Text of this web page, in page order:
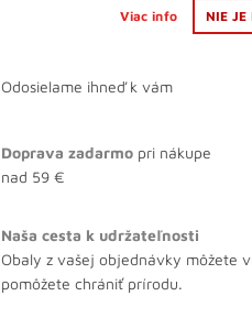
Viac info NIE JE
Odosielame ihneď k vám
Doprava zadarmo pri nákupe
nad 59 €
Naša cesta k udržateľnosti
Obaly z vašej objednávky môžete
pomôžete chrániť prírodu.